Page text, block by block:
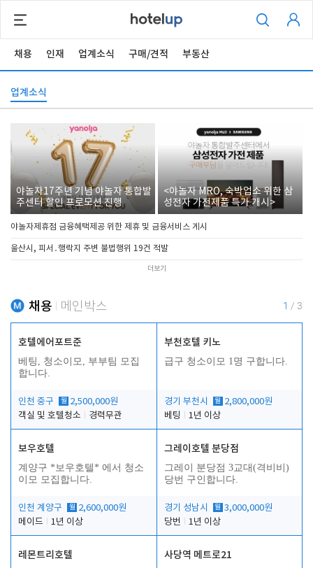
채용 인재 업계소식 구매/견적 부동산
업계소식
야놀자17주년 기념 야놀자 통합발
주센터 할인 프로모션 진행
<야놀자 MRO, 숙박업소 위한 삼
성전자 가전제품 특가 개시>
야놀자제휴점 금융혜택제공 위한 제휴 및 금융서비스 게시
울산시, 피서․행락지 주변 불법행위 19건 적발
더보기
채용 메인박스 1 / 3
호텔에어포트준
베팅, 청소이모, 부부팀 모집
합니다.
인천 중구 월 2,500,000원
객실 및 호텔청소
경력무관
부천호텔 키노
급구 청소이모 1명 구합니다.
경기 부천시 월 2,800,000원
베팅
1년 이상
보우호텔
계양구 *보우호텔* 에서 청소
이모 모집합니다.
인천 계양구 월 2,600,000원
메이드
1년 이상
그레이호텔 분당점
그레이 분당점 3교대(격비비)
당번 구인합니다.
경기 성남시 월 3,000,000원
당번
1년 이상
레몬트리호텔 사당역 메트로21